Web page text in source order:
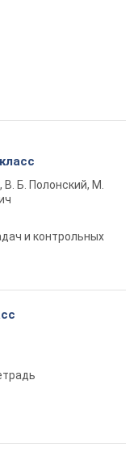
В. Б. Полонский, М.
и контрольных